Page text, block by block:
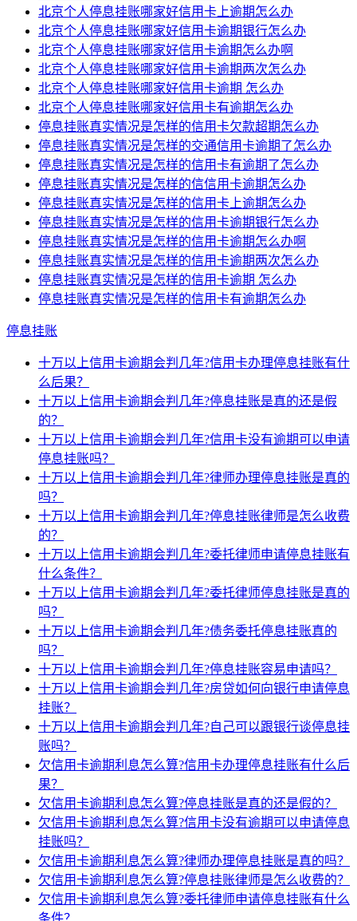
北京个人停息挂账哪家好信用卡上逾期怎么办
北京个人停息挂账哪家好信用卡逾期银行怎么办
北京个人停息挂账哪家好信用卡逾期怎么办啊
北京个人停息挂账哪家好信用卡逾期两次怎么办
北京个人停息挂账哪家好信用卡逾期 怎么办
北京个人停息挂账哪家好信用卡有逾期怎么办
停息挂账真实情况是怎样的信用卡欠款超期怎么办
停息挂账真实情况是怎样的交通信用卡逾期了怎么办
停息挂账真实情况是怎样的信用卡有逾期了怎么办
停息挂账真实情况是怎样的信信用卡逾期怎么办
停息挂账真实情况是怎样的信用卡上逾期怎么办
停息挂账真实情况是怎样的信用卡逾期银行怎么办
停息挂账真实情况是怎样的信用卡逾期怎么办啊
停息挂账真实情况是怎样的信用卡逾期两次怎么办
停息挂账真实情况是怎样的信用卡逾期 怎么办
停息挂账真实情况是怎样的信用卡有逾期怎么办
停息挂账
十万以上信用卡逾期会判几年?信用卡办理停息挂账有什
么后果？
十万以上信用卡逾期会判几年?停息挂账是真的还是假
的？
十万以上信用卡逾期会判几年?信用卡没有逾期可以申请
停息挂账吗？
十万以上信用卡逾期会判几年?律师办理停息挂账是真的
吗？
十万以上信用卡逾期会判几年?停息挂账律师是怎么收费
的？
十万以上信用卡逾期会判几年?委托律师申请停息挂账有
什么条件？
十万以上信用卡逾期会判几年?委托律师停息挂账是真的
吗？
十万以上信用卡逾期会判几年?债务委托停息挂账真的
吗？
十万以上信用卡逾期会判几年?停息挂账容易申请吗？
十万以上信用卡逾期会判几年?房贷如何向银行申请停息
挂账？
十万以上信用卡逾期会判几年?自己可以跟银行谈停息挂
账吗？
欠信用卡逾期利息怎么算?信用卡办理停息挂账有什么后
果？
欠信用卡逾期利息怎么算?停息挂账是真的还是假的？
欠信用卡逾期利息怎么算?信用卡没有逾期可以申请停息
挂账吗？
欠信用卡逾期利息怎么算?律师办理停息挂账是真的吗？
欠信用卡逾期利息怎么算?停息挂账律师是怎么收费的？
欠信用卡逾期利息怎么算?委托律师申请停息挂账有什么
条件？